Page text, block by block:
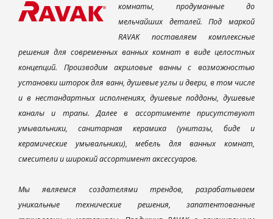
комнаты, продуманные до
мельчайших деталей. Под маркой
RAVAK поставляем комплексные
решения для современных ванных комнат в виде целостных
концепций. Производим акриловые ванны с возможностью
установки шторок для ванн, душевые углы и двери, в том числе
и в нестандартных исполнениях, душевые поддоны, душевые
каналы и трапы. Далее в ассортименте присутствуют
умывальники, санитарная керамика (унитазы, биде и
керамические умывальники), мебель для ванных комнат,
смесители и широкий ассортимент аксессуаров.
Мы являемся создателями трендов, разрабатываем
уникальные технические решения, запатентованные